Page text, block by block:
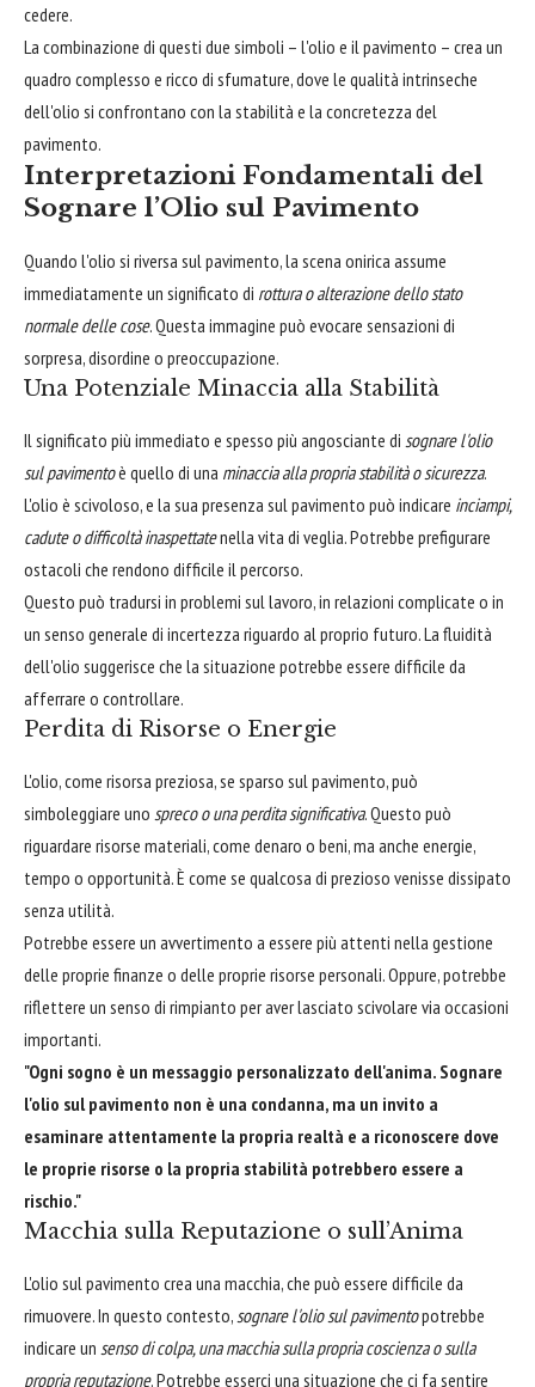
cedere.
La combinazione di questi due simboli – l'olio e il pavimento – crea un
quadro complesso e ricco di sfumature, dove le qualità intrinseche
dell'olio si confrontano con la stabilità e la concretezza del
pavimento.
Interpretazioni Fondamentali del
Sognare l’Olio sul Pavimento
Quando l'olio si riversa sul pavimento, la scena onirica assume
immediatamente un significato di rottura o alterazione dello stato
normale delle cose. Questa immagine può evocare sensazioni di
sorpresa, disordine o preoccupazione.
Una Potenziale Minaccia alla Stabilità
Il significato più immediato e spesso più angosciante di sognare l'olio
sul pavimentoè quello di una minaccia alla propria stabilità o sicurezza.
L'olio è scivoloso, e la sua presenza sul pavimento può indicare inciampi,
cadute o difficoltà inaspettatenella vita di veglia. Potrebbe prefigurare
ostacoli che rendono difficile il percorso.
Questo può tradursi in problemi sul lavoro, in relazioni complicate o in
un senso generale di incertezza riguardo al proprio futuro. La fluidità
dell'olio suggerisce che la situazione potrebbe essere difficile da
afferrare o controllare.
Perdita di Risorse o Energie
L'olio, come risorsa preziosa, se sparso sul pavimento, può
simboleggiare uno spreco o una perdita significativa. Questo può
riguardare risorse materiali, come denaro o beni, ma anche energie,
tempo o opportunità. È come se qualcosa di prezioso venisse dissipato
senza utilità.
Potrebbe essere un avvertimento a essere più attenti nella gestione
delle proprie finanze o delle proprie risorse personali. Oppure, potrebbe
riflettere un senso di rimpianto per aver lasciato scivolare via occasioni
importanti.
"Ogni sogno è un messaggio personalizzato dell'anima. Sognare
l'olio sul pavimento non è una condanna, ma un invito a
esaminare attentamente la propria realtà e a riconoscere dove
le proprie risorse o la propria stabilità potrebbero essere a
rischio."
Macchia sulla Reputazione o sull’Anima
L'olio sul pavimento crea una macchia, che può essere difficile da
rimuovere. In questo contesto,sognare l'olio sul pavimentopotrebbe
indicare un senso di colpa, una macchia sulla propria coscienza o sulla
propria reputazione. Potrebbe esserci una situazione che ci fa sentire